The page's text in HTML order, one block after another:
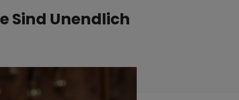
Sind Unendlich